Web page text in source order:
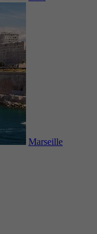
Marseille